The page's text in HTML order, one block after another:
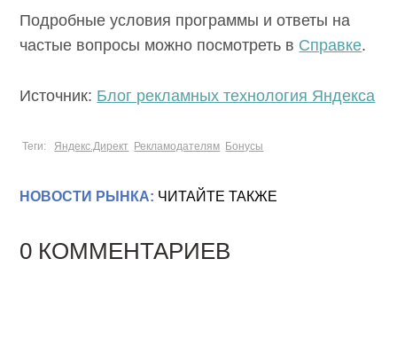
Подробные условия программы и ответы на
частые вопросы можно посмотреть в Справке.
Источник: Блог рекламных технология Яндекса
Теги: Яндекс.Директ Рекламодателям Бонусы
НОВОСТИ РЫНКА: ЧИТАЙТЕ ТАКЖЕ
0 КОММЕНТАРИЕВ